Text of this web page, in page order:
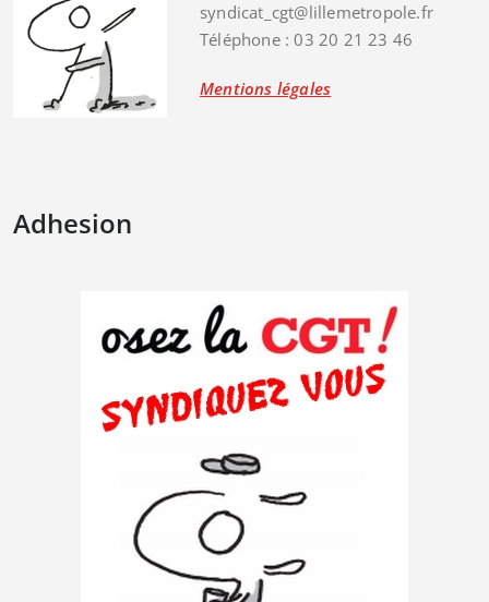
syndicat_cgt@lillemetropole.fr
Téléphone : 03 20 21 23 46
Mentions légales
Adhesion